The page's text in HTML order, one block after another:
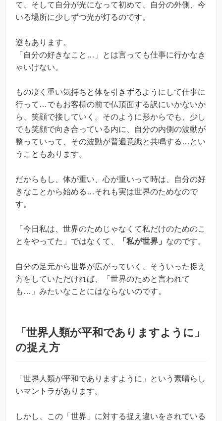
て、そして自分が光になって初めて、自分の外側、今
いる場所に少しずつ光が灯るのです。
逆もあります。
「自分の好きなこと…」とは言っても仕事に行かなき
ゃいけない。
もの凄く重い気持ちと体を引きずるようにして仕事に
行って…でもお客様の前で仏頂面する訳にいかないか
ら、笑顔で接していく。そのように形からでも、少し
でも笑顔で向き合っている内に、自分の内側の波動が
整っていって、その波動が普遍意識と共鳴する…とい
うこともあります。
だからもし、体が重い、心が重いって時は、自分の好
きなことから始める…それも実は世界のためなので
す。
「今日私は、世界のためじゃなくて私だけのためのこ
とをやってた」ではなくて、
「私が世界」 なのです。
自分の足元から世界が広がっていく、そういった捉え
方をしていただければ、「世界のためと言われて
も…」みたいなことにはならないのです。
「世界人類が平和でありますように」
の捉え方
「世界人類が平和でありますように」という素晴らし
いマントラがあります。
しかし、この「世界」に対する捉え違いをされている